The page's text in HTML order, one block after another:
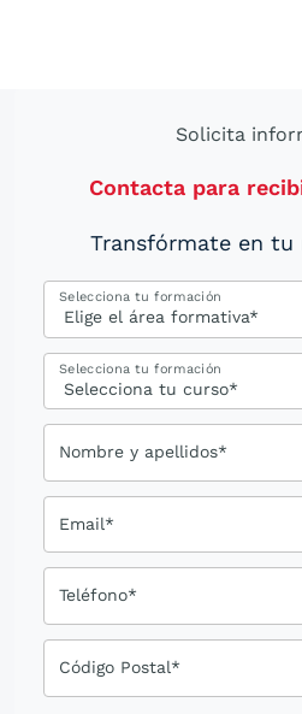
Solicita
Contacta para
Transfórmate en tu
Selecciona tu formación
Selecciona tu formación
Nombre y apellidos*
Email*
Teléfono*
Código Postal*